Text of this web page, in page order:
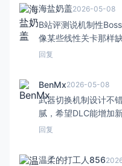
海盐奶盖2026-05-08
B站评测说机制性
像某些线性关卡那样
回复
BenMx2026-05-08
武器切换机制设计不
腻，希望DLC能增加
回复
温柔的打工人856